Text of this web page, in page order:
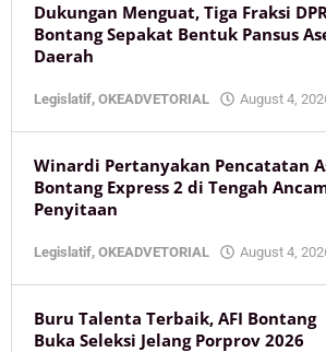
Dukungan Menguat, Tiga Fraksi
Bontang Sepakat Bentuk Pansus
Daerah
Legislatif, OKEADVETORIAL August 4,
Winardi Pertanyakan Pencatatan
Bontang Express 2 di Tengah
Penyitaan
Legislatif, OKEADVETORIAL August 4,
Buru Talenta Terbaik, AFI Bontang
Buka Seleksi Jelang Porprov 2026